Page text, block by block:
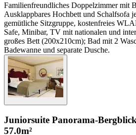
Familienfreundliches Doppelzimmer mit
Ausklappbares Hochbett und Schalfsofa
gemütliche Sitzgruppe, kostenfreies
Safe, Minibar, TV mit nationalen und
großes Bett (200x210cm); Bad mit 2
Badewanne und separate Dusche.
Juniorsuite Panorama-Bergblick
57.0m²